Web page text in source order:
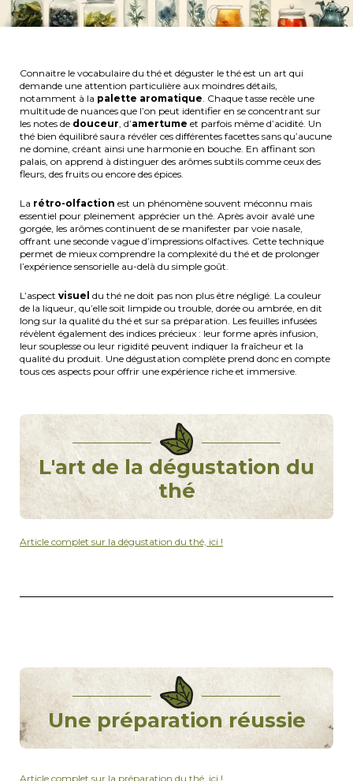
Connaitre le vocabulaire du thé et déguster le thé est un art qui
demande une attention particulière aux moindres détails,
notamment à la palette aromatique. Chaque tasse recèle une
multitude de nuances que l’on peut identifier en se concentrant sur
les notes de douceur, d’amertume et parfois même d’acidité. Un
thé bien équilibré saura révéler ces différentes facettes sans qu’aucune
ne domine, créant ainsi une harmonie en bouche. En affinant son
palais, on apprend à distinguer des arômes subtils comme ceux des
fleurs, des fruits ou encore des épices.
La rétro-olfaction est un phénomène souvent méconnu mais
essentiel pour pleinement apprécier un thé. Après avoir avalé une
gorgée, les arômes continuent de se manifester par voie nasale,
offrant une seconde vague d’impressions olfactives. Cette technique
permet de mieux comprendre la complexité du thé et de prolonger
l’expérience sensorielle au-delà du simple goût.
L’aspect visuel du thé ne doit pas non plus être négligé. La couleur
de la liqueur, qu’elle soit limpide ou trouble, dorée ou ambrée, en dit
long sur la qualité du thé et sur sa préparation. Les feuilles infusées
révèlent également des indices précieux : leur forme après infusion,
leur souplesse ou leur rigidité peuvent indiquer la fraîcheur et la
qualité du produit. Une dégustation complète prend donc en compte
tous ces aspects pour offrir une expérience riche et immersive.
L'art de la dégustation du
thé
Article complet sur la dégustation du thé, ici !
Une préparation réussie
Article complet sur la préparation du thé, ici !